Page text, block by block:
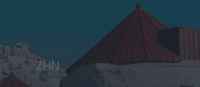
ΖΗΝ